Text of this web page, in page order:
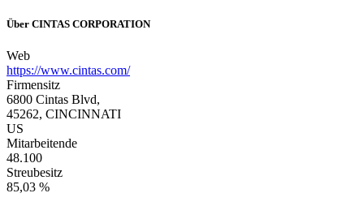
Über CINTAS CORPORATION
Web
https://www.cintas.com/
Firmensitz
6800 Cintas Blvd,
45262, CINCINNATI
US
Mitarbeitende
48.100
Streubesitz
85,03 %